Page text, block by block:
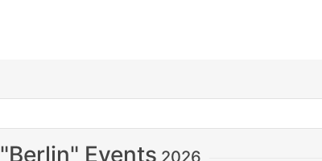
"Berlin" Events 2026